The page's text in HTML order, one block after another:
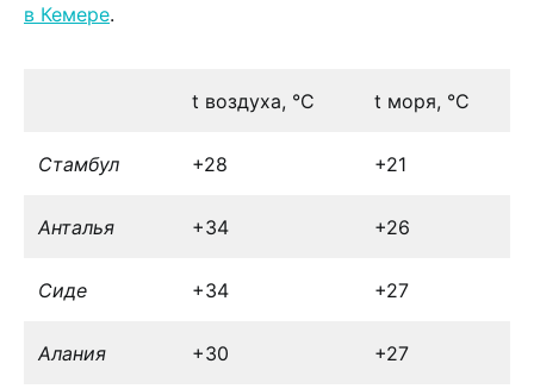
в Кемере.
t воздуха, °С t моря, °С
Стамбул +28 +21
Анталья +34 +26
Сиде +34 +27
Алания +30 +27